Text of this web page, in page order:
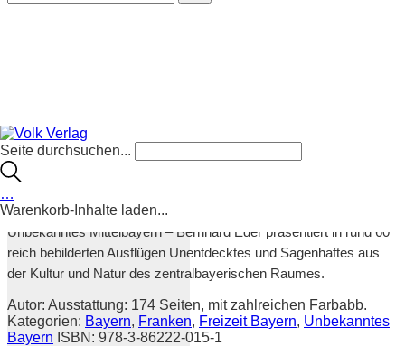
Seite durchsuchen...
…
Warenkorb-Inhalte laden...
Unbekanntes Mittelbayern
Entdeckungsreisen zu verborgenen Schätzen
Unbekanntes Mittelbayern – Bernhard Eder präsentiert in rund 60
reich bebilderten Ausflügen Unentdecktes und Sagenhaftes aus
der Kultur und Natur des zentralbayerischen Raumes.
Autor: Ausstattung: 174 Seiten, mit zahlreichen Farbabb.
Kategorien: Bayern, Franken, Freizeit Bayern, Unbekanntes
Bayern ISBN: 978-3-86222-015-1